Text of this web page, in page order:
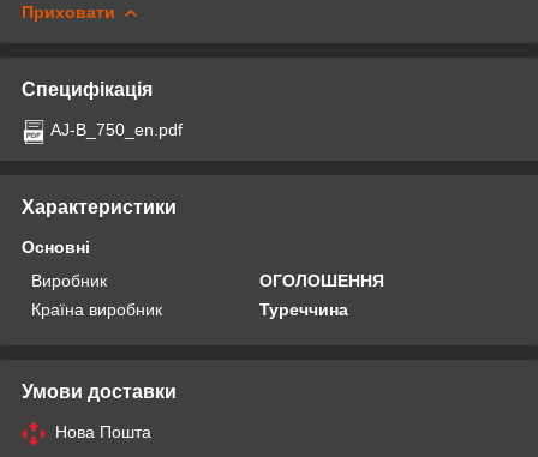
Приховати
Специфікація
AJ-B_750_en.pdf
Характеристики
Основні
Виробник
ОГОЛОШЕННЯ
Країна виробник
Туреччина
Умови доставки
Нова Пошта